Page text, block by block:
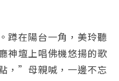
蹲在陽台一角，美玲聽
神壇上唱佛機悠揚的歌
，”母親喊，一邊不忘